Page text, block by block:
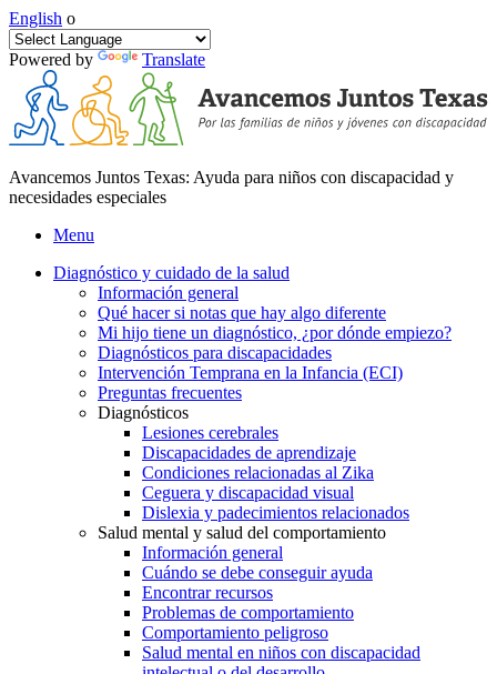
English o
Powered by Translate
Avancemos Juntos Texas: Ayuda para niños con discapacidad y
necesidades especiales
Menu
Diagnóstico y cuidado de la salud
Información general
Qué hacer si notas que hay algo diferente
Mi hijo tiene un diagnóstico, ¿por dónde empiezo?
Diagnósticos para discapacidades
Intervención Temprana en la Infancia (ECI)
Preguntas frecuentes
Diagnósticos
Lesiones cerebrales
Discapacidades de aprendizaje
Condiciones relacionadas al Zika
Ceguera y discapacidad visual
Dislexia y padecimientos relacionados
Salud mental y salud del comportamiento
Información general
Cuándo se debe conseguir ayuda
Encontrar recursos
Problemas de comportamiento
Comportamiento peligroso
Salud mental en niños con discapacidad